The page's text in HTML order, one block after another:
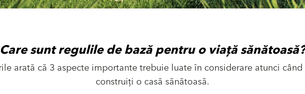
Care sunt regulile de bază pentru o viață sănătoasă?
arată că 3 aspecte importante trebuie luate în considerare atunci
construiți o casă sănătoasă.